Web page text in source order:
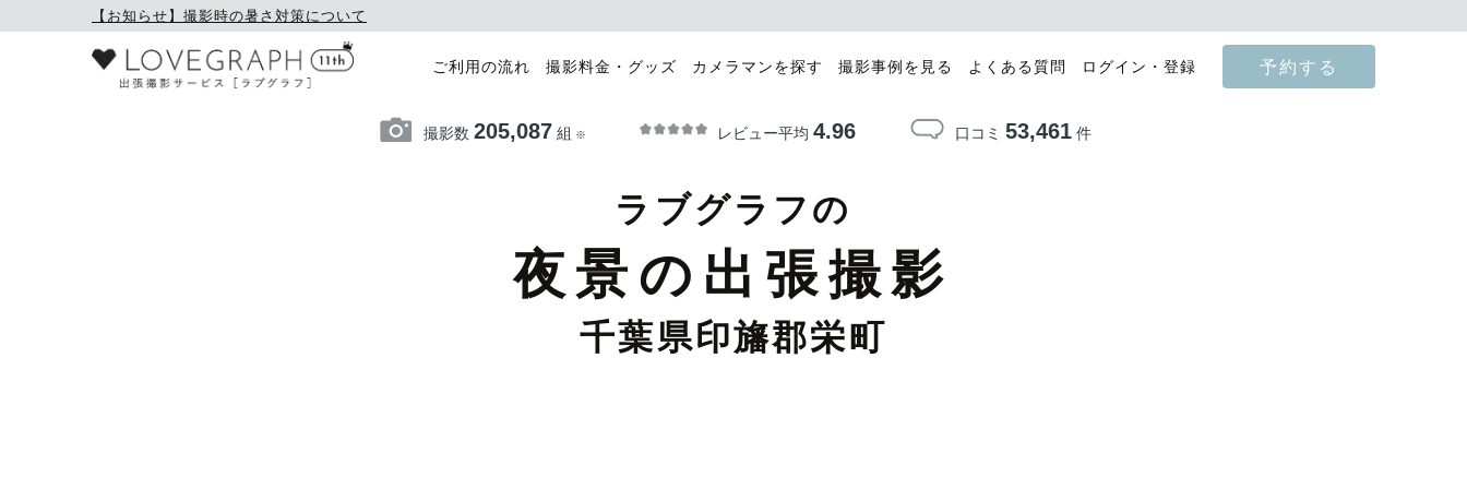
【お知らせ】撮影時の暑さ対策について
ご利用の流れ 撮影料金・グッズ カメラマンを探す 撮影事例を見る よくある質問 ログイン・登録 予約する
撮影数 205,087 組 ※ レビュー平均 4.96 口コミ 53,461件
ラブグラフの
夜景の出張撮影
千葉県印旛郡栄町